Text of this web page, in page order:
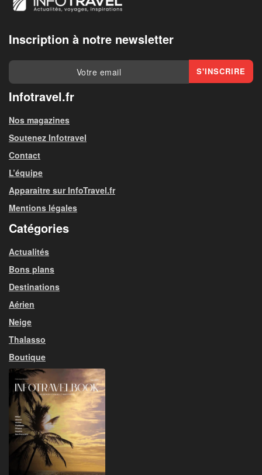
Inscription à notre newsletter
Infotravel.fr
Nos magazines
Soutenez Infotravel
Contact
L’équipe
Apparaitre sur InfoTravel.fr
Mentions légales
Catégories
Actualités
Bons plans
Destinations
Aérien
Neige
Thalasso
Boutique